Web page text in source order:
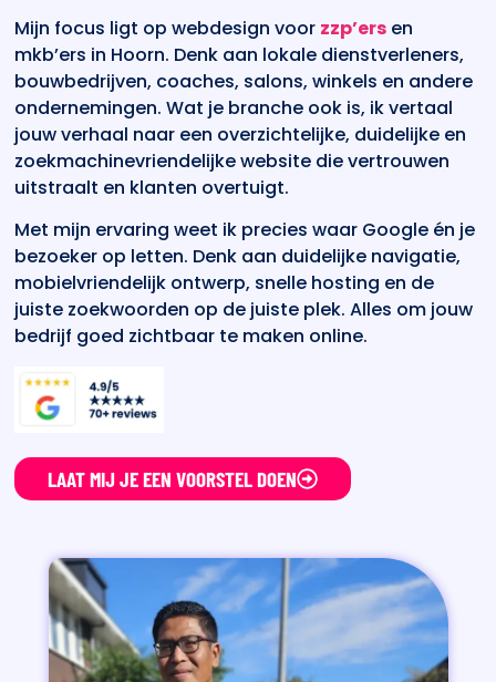
Mijn focus ligt op webdesign voor zzp’ers en
mkb’ers in Hoorn. Denk aan lokale dienstverleners,
bouwbedrijven, coaches, salons, winkels en andere
ondernemingen. Wat je branche ook is, ik vertaal
jouw verhaal naar een overzichtelijke, duidelijke en
zoekmachinevriendelijke website die vertrouwen
uitstraalt en klanten overtuigt.
Met mijn ervaring weet ik precies waar Google én je
bezoeker op letten. Denk aan duidelijke navigatie,
mobielvriendelijk ontwerp, snelle hosting en de
juiste zoekwoorden op de juiste plek. Alles om jouw
bedrijf goed zichtbaar te maken online.
LAAT MIJ JE EEN VOORSTEL DOEN